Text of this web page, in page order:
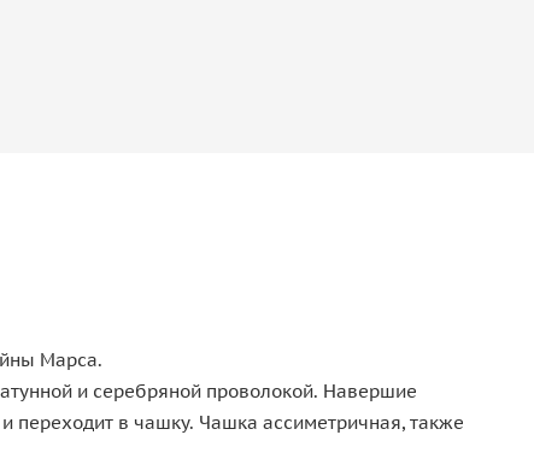
Марса.
и серебряной проволокой. Навершие
переходит в чашку. Чашка ассиметричная, также